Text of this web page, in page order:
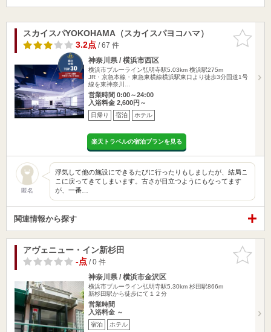
お気に入
りに追加
スカイスパYOKOHAMA（スカイスパヨコハマ）
3.2点/ 67 件
神奈川県 / 横浜市西区
横浜市ブルーライン弘明寺駅5.03km 横浜駅275m
JR・京急本線・東急東横線横浜駅東口より徒歩3分国道1号
線を東神奈川…
営業時間 0:00～24:00
入浴料金 2,600円～
日帰り 宿泊 ホテル
楽天トラベルの宿泊プランを見る
匿名
浮気して他の施設にできるたびに行ったりもしましたが、結局こ
こに戻ってきてしまいます。古さが目立つようにもなってます
が、一番…
関連情報から探す
お気に入
りに追加
アヴェニュー・イン新杉田
-点/ 0 件
神奈川県 / 横浜市金沢区
横浜市ブルーライン弘明寺駅5.30km 杉田駅866m
新杉田駅から徒歩にて１２分
営業時間
入浴料金 ～
宿泊 ホテル